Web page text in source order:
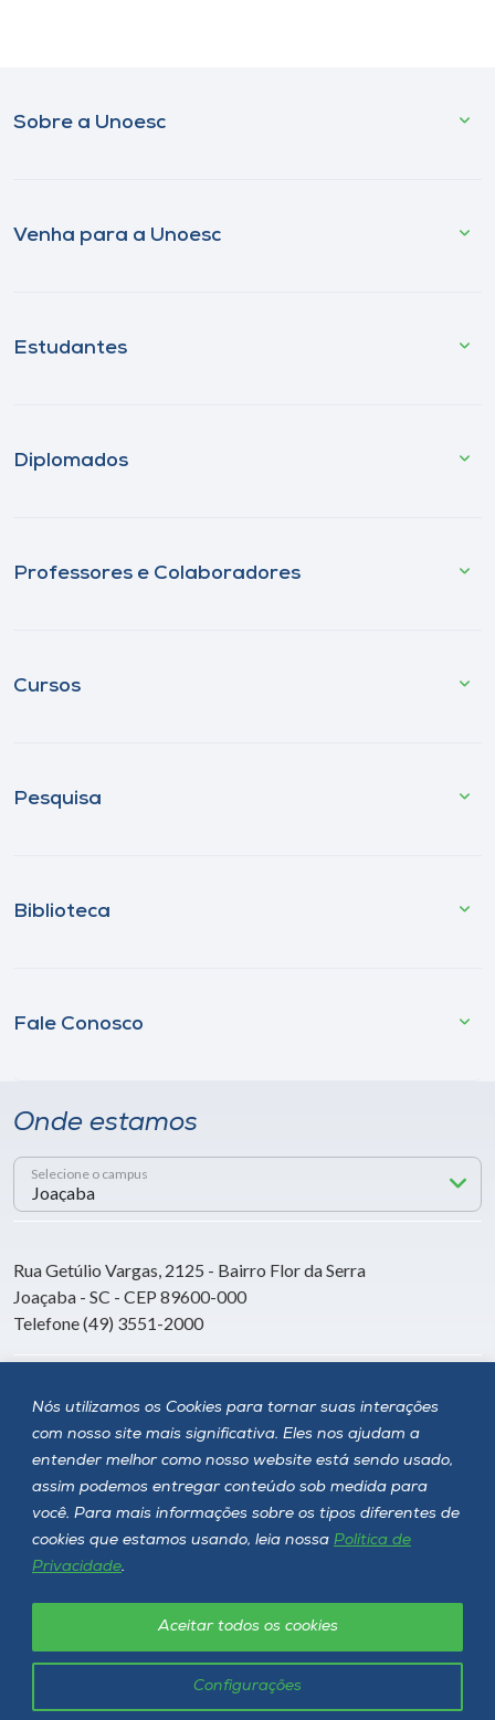
Nós utilizamos os Cookies para tornar suas interações
com nosso site mais significativa. Eles nos ajudam a
entender melhor como nosso website está sendo usado,
assim podemos entregar conteúdo sob medida para
você. Para mais informações sobre os tipos diferentes de
cookies que estamos usando, leia nossa Política de
Privacidade.
Configurações
Aceitar todos os cookies
Sobre a Unoesc
Venha para a Unoesc
Estudantes
Diplomados
Professores e Colaboradores
Cursos
Pesquisa
Biblioteca
Fale Conosco
Onde estamos
Selecione o campus
Rua Getúlio Vargas, 2125 - Bairro Flor da Serra
Joaçaba - SC - CEP 89600-000
Telefone (49) 3551-2000
Siga a Unoesc
Unoesc © 2026 - Todos os direitos reservados
Política de privacidade LGPD